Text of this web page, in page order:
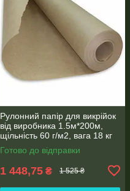
Рулонний папір для викрійок
від виробника 1.5м*200м,
щільність 60 г/м2, вага 18 кг
Готово до відправки
1 448,75 ₴ 1 525 ₴